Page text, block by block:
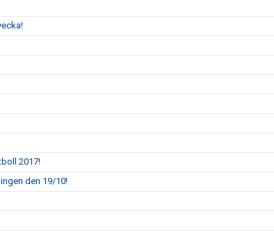
2017!
den 19/10!